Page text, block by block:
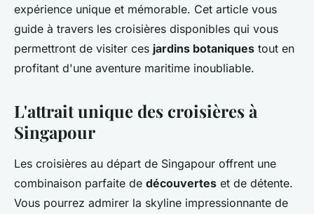
Louane•24 juin 2024•5 min de lecture
expérience unique et mémorable. Cet article vous
guide à travers les croisières disponibles qui vous
permettront de visiter ces jardins botaniques tout en
profitant d'une aventure maritime inoubliable.
L'attrait unique des croisières à
Singapour
Les croisières au départ de Singapour offrent une
combinaison parfaite de découvertes et de détente.
Vous pourrez admirer la skyline impressionnante de